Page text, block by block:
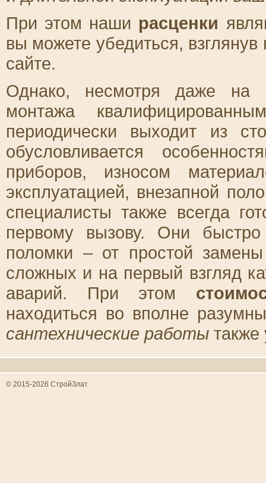
При этом наши расценки
вы можете убедиться,
сайте.
Однако, несмотря даже на
монтажа
периодически выходит из
обусловливается
приборов, износом
эксплуатацией, внезапной
специалисты также всегда
первому вызову. Они
поломки – от простой
сложных и на первый взгляд
аварий. При этом
находиться во вполне
сантехнические работы также
© 2015-2026 СтройЗлат